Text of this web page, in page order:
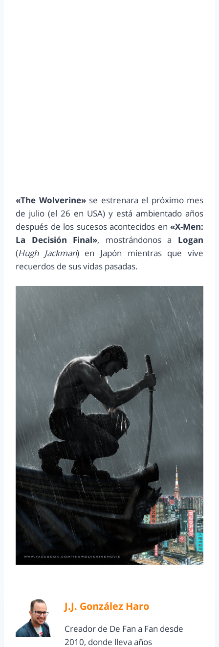
«The Wolverine»se estrenara el próximo mes
de julio (el 26 en USA) y está ambientado años
después de los sucesos acontecidos en «X-Men:
La Decisión Final», mostrándonos a Logan
(Hugh Jackman) en Japón mientras que vive
recuerdos de sus vidas pasadas.
J.J. González Haro
Creador de De Fan a Fan desde
2010, donde lleva años